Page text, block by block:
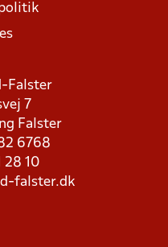
Falster
7
Falster
6768
28 10
falster.dk